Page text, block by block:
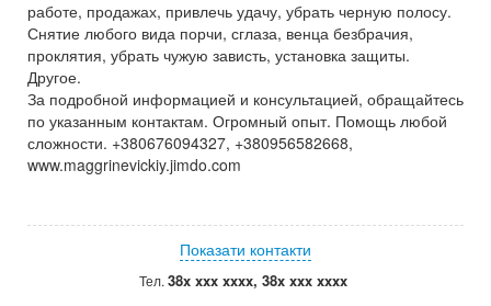
работе, продажах, привлечь удачу, убрать черную полосу.
Снятие любого вида порчи, сглаза, венца безбрачия,
проклятия, убрать чужую зависть, установка защиты.
Другое.
За подробной информацией и консультацией, обращайтесь
по указанным контактам. Огромный опыт. Помощь любой
сложности. +380676094327, +380956582668,
www.maggrinevickiy.jimdo.com
Показати контакти
Тел. 38x xxx xxxx, 38x xxx xxxx